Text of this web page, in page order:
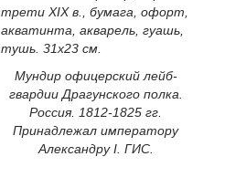
трети XIX в., бумага, офорт,
акватинта, акварель, гуашь,
тушь. 31х23 см.
Мундир офицерский лейб-
гвардии Драгунского полка.
Россия. 1812-1825 гг.
Принадлежал императору
Александру I. ГИС.